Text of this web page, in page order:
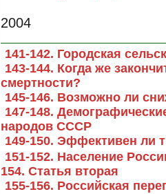
2004
141-142. Городская
143-144. Когда же
смертности?
145-146. Возможно ли
147-148.
народов СССР
149-150. Эффективен ли
151-152. Население
154. Статья вторая
155-156. Российская